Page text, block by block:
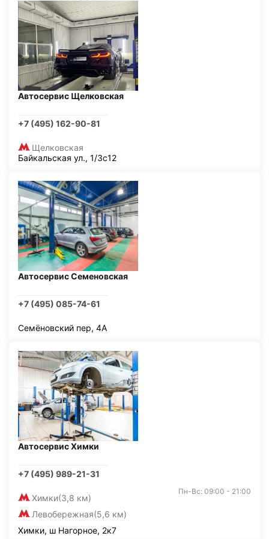
Автосервис Щелковская
+7 (495) 162-90-81
Щелковская
Байкальская ул., 1/3с12
Автосервис Семеновская
+7 (495) 085-74-61
Семёновский пер, 4А
Автосервис Химки
+7 (495) 989-21-31
Химки(3,8 км)
Левобережная(5,6 км)
Пн-Вс: 09:00 - 21:00
Химки, ш Нагорное, 2к7